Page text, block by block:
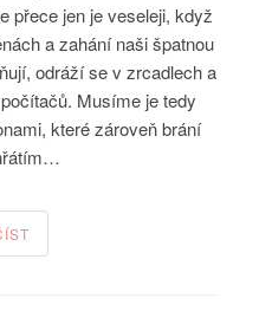
přece jen je veseleji, když
a zahání naši špatnou
odráží se v zrcadlech a
Musíme je tedy
které zároveň brání